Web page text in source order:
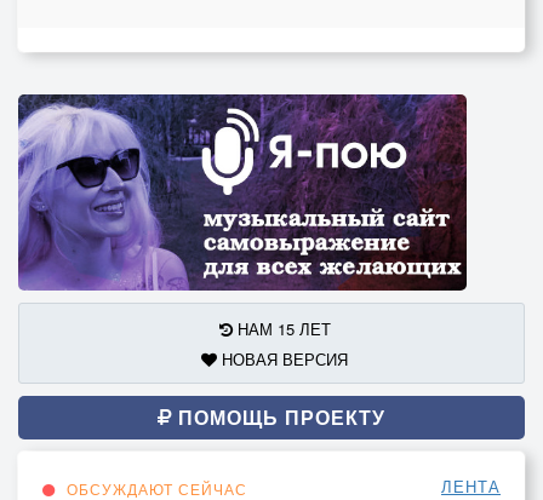
НАМ 15 ЛЕТ
НОВАЯ ВЕРСИЯ
ПОМОЩЬ ПРОЕКТУ
ОБСУЖДАЮТ СЕЙЧАС ЛЕНТА